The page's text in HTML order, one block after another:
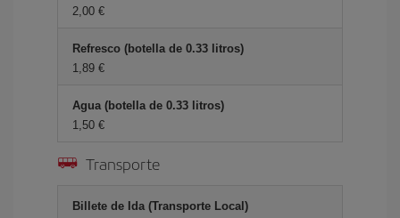
2,00 €
Refresco (botella de 0.33 litros)
1,89 €
Agua (botella de 0.33 litros)
1,50 €
Transporte
Billete de Ida (Transporte Local)